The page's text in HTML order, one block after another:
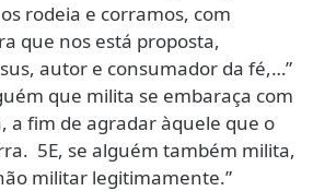
rodeia e corramos, com
que nos está proposta,
autor e consumador da fé,…”
que milita se embaraça com
a fim de agradar àquele que o
5E, se alguém também milita,
militar legitimamente.”